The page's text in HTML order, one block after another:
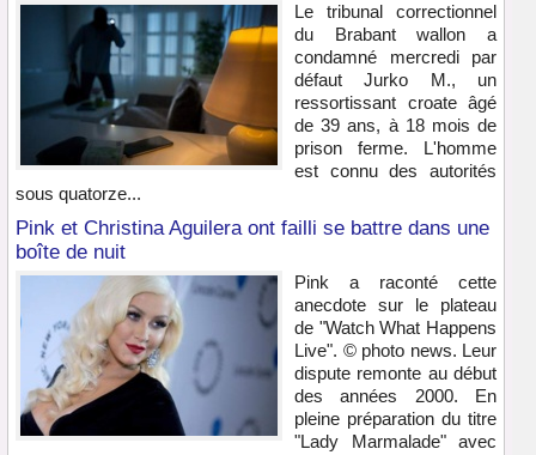
Le tribunal correctionnel
du Brabant wallon a
condamné mercredi par
défaut Jurko M., un
ressortissant croate âgé
de 39 ans, à 18 mois de
prison ferme. L'homme
est connu des autorités
sous quatorze...
Pink et Christina Aguilera ont failli se battre dans une
boîte de nuit
Pink a raconté cette
anecdote sur le plateau
de "Watch What Happens
Live". © photo news. Leur
dispute remonte au début
des années 2000. En
pleine préparation du titre
"Lady Marmalade" avec